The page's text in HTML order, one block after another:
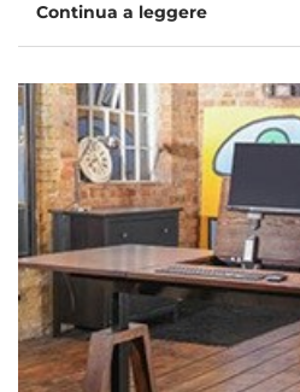
Continua a leggere